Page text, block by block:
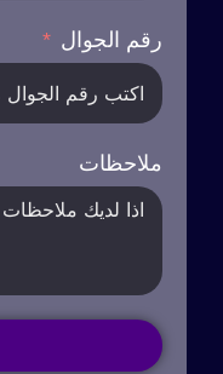
رقم الجوال
ملاحظات